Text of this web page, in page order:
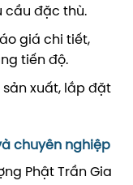
cầu đặc thù.
giá chi tiết,
tiến độ.
sản xuất, lắp đặt
chuyên nghiệp
Phật Trần Gia